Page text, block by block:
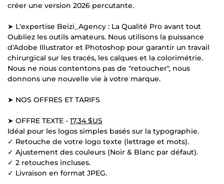
créer une version 2026 percutante.
➤ L'expertise Beizi_Agency : La Qualité Pro avant tout
Oubliez les outils amateurs. Nous utilisons la puissance
d'Adobe Illustrator et Photoshop pour garantir un travail
chirurgical sur les tracés, les calques et la colorimétrie.
Nous ne nous contentons pas de "retoucher", nous
donnons une nouvelle vie à votre marque.
➤ NOS OFFRES ET TARIFS
➤ OFFRE TEXTE - 17,34 $US
Idéal pour les logos simples basés sur la typographie.
✓ Retouche de votre logo texte (lettrage et mots).
✓ Ajustement des couleurs (Noir & Blanc par défaut).
✓ 2 retouches incluses.
✓ Livraison en format JPEG.